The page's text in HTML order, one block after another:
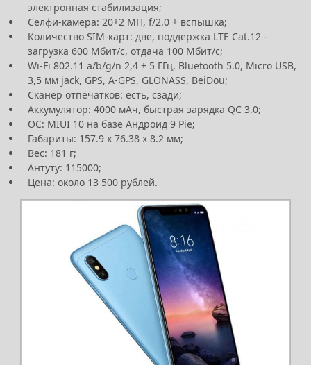
электронная стабилизация;
Селфи-камера: 20+2 МП, f/2.0 + вспышка;
Количество SIM-карт: две, поддержка LTE Cat.12 -
загрузка 600 Мбит/с, отдача 100 Мбит/с;
Wi-Fi 802.11 a/b/g/n 2,4 + 5 ГГц, Bluetooth 5.0, Micro USB,
3,5 мм jack, GPS, A-GPS, GLONASS, BeiDou;
Сканер отпечатков: есть, сзади;
Аккумулятор: 4000 мАч, быстрая зарядка QC 3.0;
ОС: MIUI 10 на базе Андроид 9 Pie;
Габариты: 157.9 х 76.38 х 8.2 мм;
Вес: 181 г;
Антуту: 115000;
Цена: около 13 500 рублей.